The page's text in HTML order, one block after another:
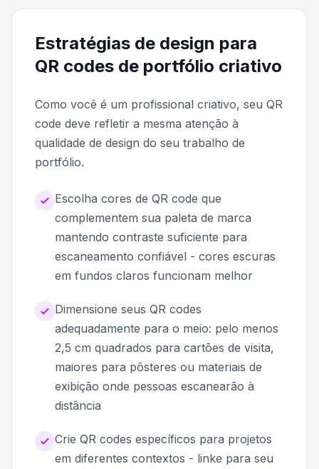
Estratégias de design para
QR codes de portfólio criativo
Como você é um profissional criativo, seu QR
code deve refletir a mesma atenção à
qualidade de design do seu trabalho de
portfólio.
Escolha cores de QR code que
complementem sua paleta de marca
mantendo contraste suficiente para
escaneamento confiável - cores escuras
em fundos claros funcionam melhor
Dimensione seus QR codes
adequadamente para o meio: pelo menos
2,5 cm quadrados para cartões de visita,
maiores para pôsteres ou materiais de
exibição onde pessoas escanearão à
distância
Crie QR codes específicos para projetos
em diferentes contextos - linke para seu